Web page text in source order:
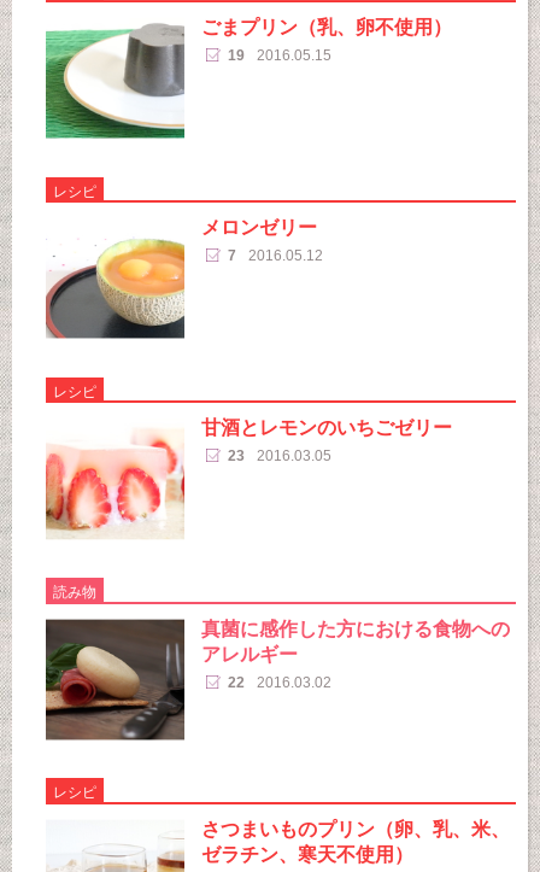
ごまプリン（乳、卵不使用）
19 2016.05.15
レシピ
メロンゼリー
7 2016.05.12
レシピ
甘酒とレモンのいちごゼリー
23 2016.03.05
読み物
真菌に感作した方における食物への
アレルギー
22 2016.03.02
レシピ
さつまいものプリン（卵、乳、米、
ゼラチン、寒天不使用）